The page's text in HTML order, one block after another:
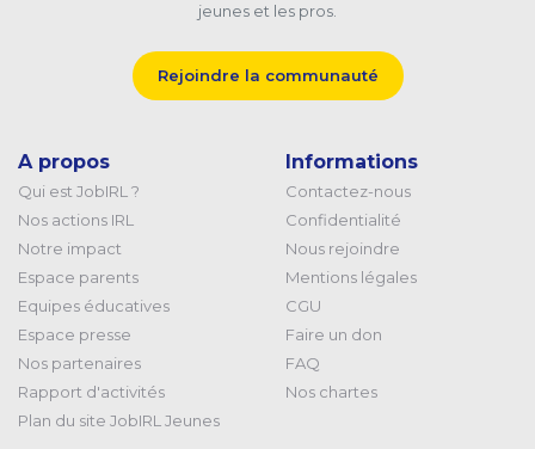
jeunes et les pros.
Rejoindre la communauté
A propos
Qui est JobIRL ?
Nos actions IRL
Notre impact
Espace parents
Equipes éducatives
Espace presse
Nos partenaires
Rapport d'activités
Plan du site JobIRL Jeunes
Informations
Contactez-nous
Confidentialité
Nous rejoindre
Mentions légales
CGU
Faire un don
FAQ
Nos chartes